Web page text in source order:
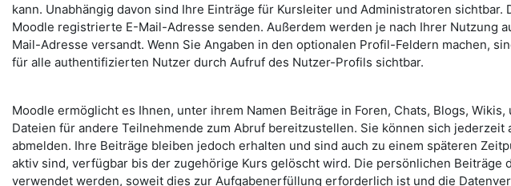
kann. Unabhängig davon sind Ihre Einträge für Kursleiter und Administratoren sichtbar.
Moodle registrierte E-Mail-Adresse senden. Außerdem werden je nach Ihrer Nutzung
Mail-Adresse versandt. Wenn Sie Angaben in den optionalen Profil-Feldern machen,
für alle authentifizierten Nutzer durch Aufruf des Nutzer-Profils sichtbar.
Moodle ermöglicht es Ihnen, unter ihrem Namen Beiträge in Foren, Chats, Blogs,
Dateien für andere Teilnehmende zum Abruf bereitzustellen. Sie können sich jederzeit
abmelden. Ihre Beiträge bleiben jedoch erhalten und sind auch zu einem späteren
aktiv sind, verfügbar bis der zugehörige Kurs gelöscht wird. Die persönlichen Beiträge
verwendet werden, soweit dies zur Aufgabenerfüllung erforderlich ist und die